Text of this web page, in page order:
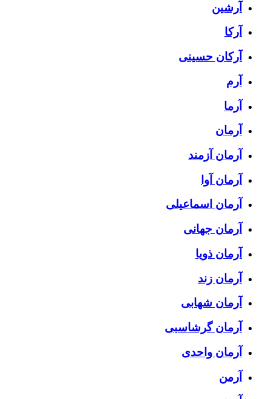
آرشین
آرکا
آرکان حسینی
آرم
آرما
آرمان
آرمان آزمند
آرمان آوا
آرمان اسماعیلی
آرمان جهانی
آرمان ذویا
آرمان زند
آرمان شهابی
آرمان گرشاسبی
آرمان واحدی
آرمن